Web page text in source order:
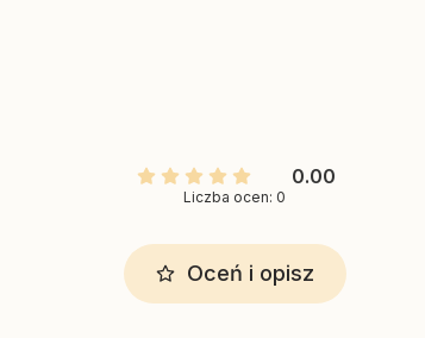
0.00
Liczba ocen: 0
Oceń i opisz